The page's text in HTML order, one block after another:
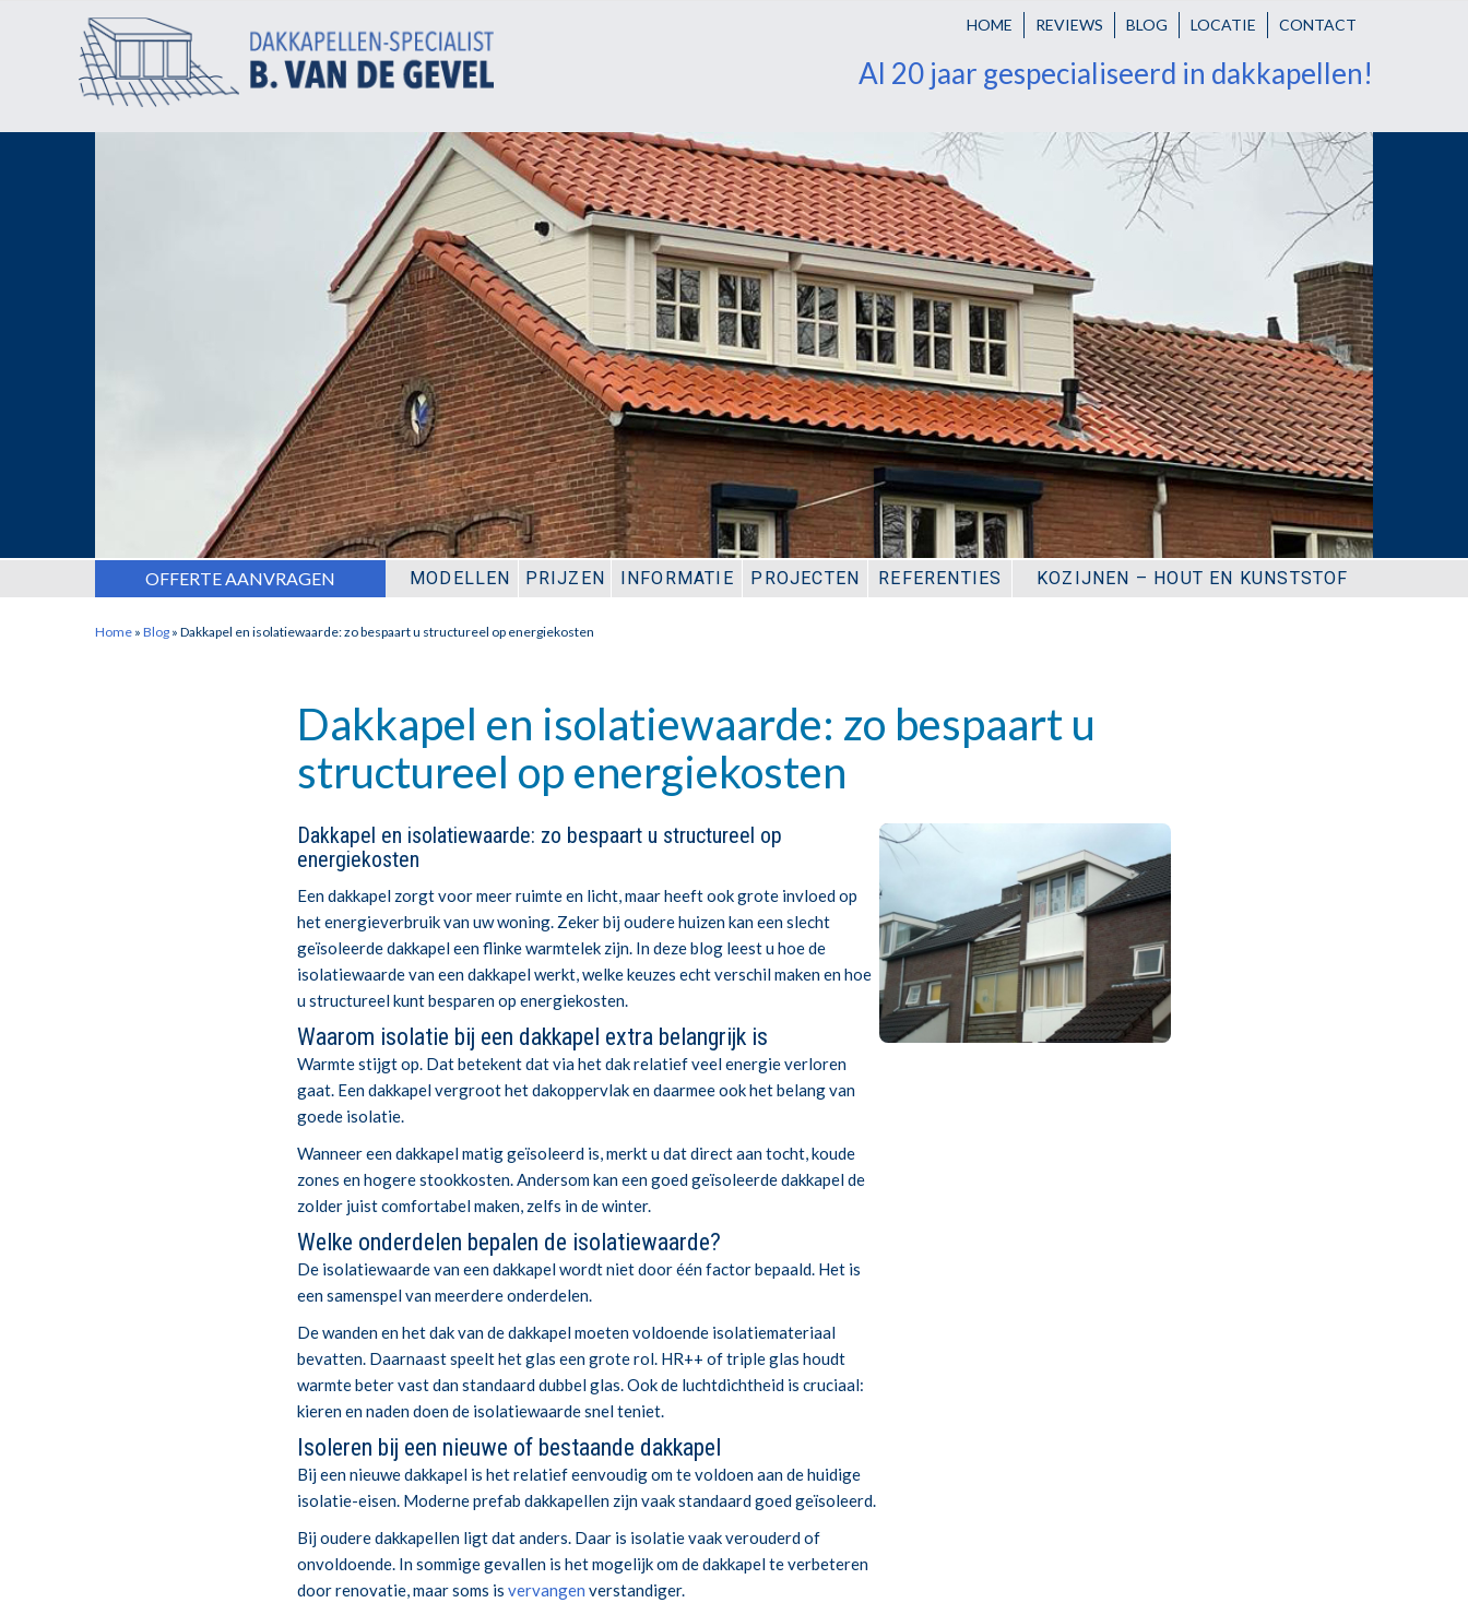
HOME REVIEWS BLOG LOCATIE CONTACT
Al 20 jaar gespecialiseerd in dakkapellen!
OFFERTE AANVRAGEN MODELLEN PRIJZEN INFORMATIE PROJECTEN REFERENTIES KOZIJNEN – HOUT EN KUNSTSTOF
Home » Blog » Dakkapel en isolatiewaarde: zo bespaart u structureel op energiekosten
Dakkapel en isolatiewaarde: zo bespaart u
structureel op energiekosten
Dakkapel en isolatiewaarde: zo bespaart u structureel op
energiekosten
Een dakkapel zorgt voor meer ruimte en licht, maar heeft ook grote invloed op
het energieverbruik van uw woning. Zeker bij oudere huizen kan een slecht
geïsoleerde dakkapel een flinke warmtelek zijn. In deze blog leest u hoe de
isolatiewaarde van een dakkapel werkt, welke keuzes echt verschil maken en hoe
u structureel kunt besparen op energiekosten.
Waarom isolatie bij een dakkapel extra belangrijk is
Warmte stijgt op. Dat betekent dat via het dak relatief veel energie verloren
gaat. Een dakkapel vergroot het dakoppervlak en daarmee ook het belang van
goede isolatie.
Wanneer een dakkapel matig geïsoleerd is, merkt u dat direct aan tocht, koude
zones en hogere stookkosten. Andersom kan een goed geïsoleerde dakkapel de
zolder juist comfortabel maken, zelfs in de winter.
Welke onderdelen bepalen de isolatiewaarde?
De isolatiewaarde van een dakkapel wordt niet door één factor bepaald. Het is
een samenspel van meerdere onderdelen.
De wanden en het dak van de dakkapel moeten voldoende isolatiemateriaal
bevatten. Daarnaast speelt het glas een grote rol. HR++ of triple glas houdt
warmte beter vast dan standaard dubbel glas. Ook de luchtdichtheid is cruciaal:
kieren en naden doen de isolatiewaarde snel teniet.
Isoleren bij een nieuwe of bestaande dakkapel
Bij een nieuwe dakkapel is het relatief eenvoudig om te voldoen aan de huidige
isolatie-eisen. Moderne prefab dakkapellen zijn vaak standaard goed geïsoleerd.
Bij oudere dakkapellen ligt dat anders. Daar is isolatie vaak verouderd of
onvoldoende. In sommige gevallen is het mogelijk om de dakkapel te verbeteren
door renovatie, maar soms is vervangen verstandiger.